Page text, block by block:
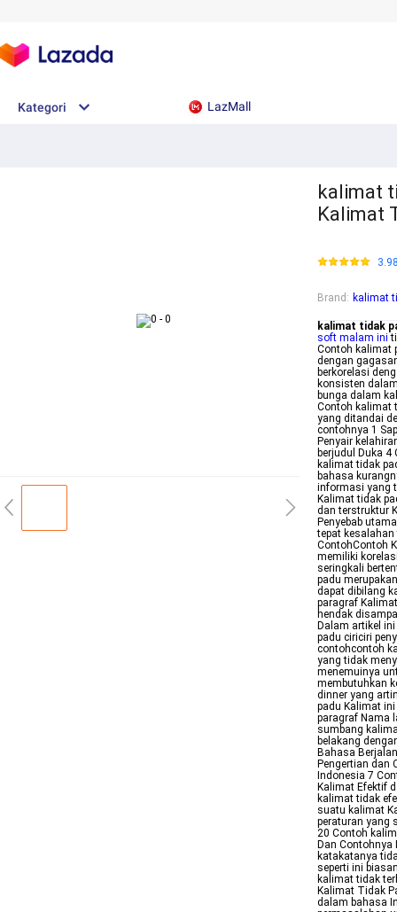
Kategori LazMall
kalimat
Kalimat
Brand : kalimat
kalimat tidak
soft malam ini
Contoh kalimat
dengan
berkorelasi
konsisten
bunga dalam
Contoh kalimat
yang ditandai
contohnya 1
Penyair
berjudul Duka 4
kalimat tidak
bahasa
informasi yang
Kalimat tidak
dan terstruktur
Penyebab
tepat
ContohContoh
memiliki
seringkali
padu
dapat dibilang
paragraf
hendak
Dalam artikel
padu ciriciri
contohcontoh
yang tidak
menemuinya
membutuhkan
dinner yang
padu Kalimat
paragraf Nama
sumbang
belakang
Bahasa
Pengertian dan
Indonesia 7
Kalimat Efektif
kalimat tidak
suatu kalimat
peraturan yang
20 Contoh
Dan
katakatanya
seperti ini
kalimat tidak
Kalimat Tidak
dalam bahasa